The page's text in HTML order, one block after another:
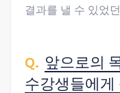
결과를 낼 수 있었
앞으로의
수강생들에게